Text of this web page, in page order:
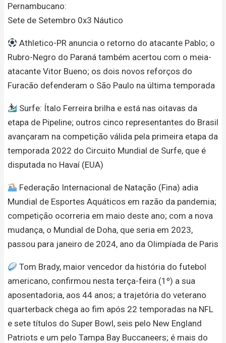
Pernambucano:
Sete de Setembro 0x3 Náutico
Athletico-PR anuncia o retorno do atacante Pablo; o
Rubro-Negro do Paraná também acertou com o meia-
atacante Vitor Bueno; os dois novos reforços do
Furacão defenderam o São Paulo na última temporada
Surfe: Ítalo Ferreira brilha e está nas oitavas da
etapa de Pipeline; outros cinco representantes do Brasil
avançaram na competição válida pela primeira etapa da
temporada 2022 do Circuito Mundial de Surfe, que é
disputada no Havaí (EUA)
Federação Internacional de Natação (Fina) adia
Mundial de Esportes Aquáticos em razão da pandemia;
competição ocorreria em maio deste ano; com a nova
mudança, o Mundial de Doha, que seria em 2023,
passou para janeiro de 2024, ano da Olimpíada de Paris
Tom Brady, maior vencedor da história do futebol
americano, confirmou nesta terça-feira (1º) a sua
aposentadoria, aos 44 anos; a trajetória do veterano
quarterback chega ao fim após 22 temporadas na NFL
e sete títulos do Super Bowl, seis pelo New England
Patriots e um pelo Tampa Bay Buccaneers; é mais do